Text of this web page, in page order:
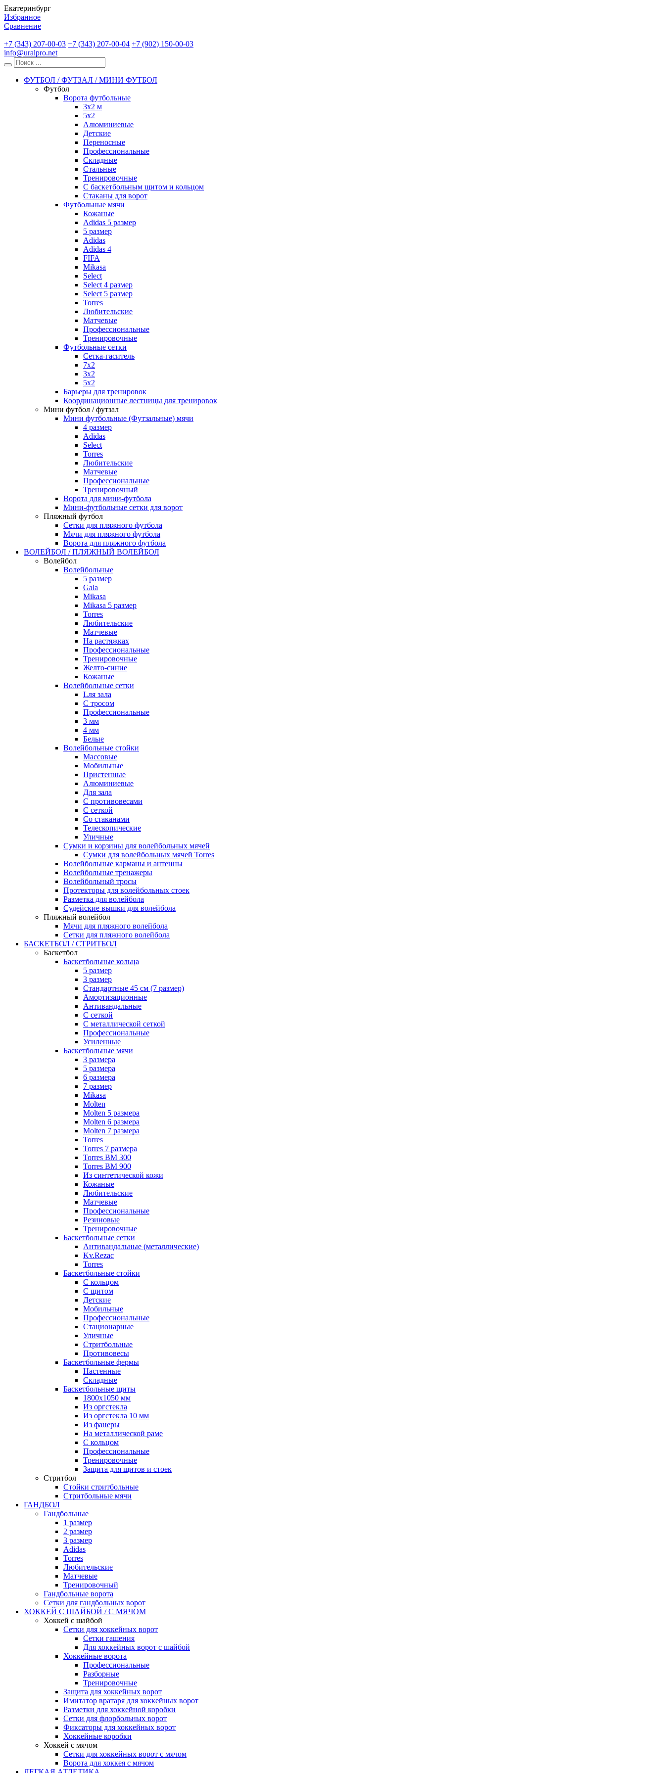
Екатеринбург
Избранное
Сравнение
+7 (343) 207-00-03 +7 (343) 207-00-04 +7 (902) 150-00-03
info@uralpro.net
ФУТБОЛ / ФУТЗАЛ / МИНИ ФУТБОЛ
Футбол
Ворота футбольные
3х2 м
5х2
Алюминиевые
Детские
Переносные
Профессиональные
Складные
Стальные
Тренировочные
С баскетбольным щитом и кольцом
Стаканы для ворот
Футбольные мячи
Кожаные
Adidas 5 размер
5 размер
Adidas
Adidas 4
FIFA
Mikasa
Select
Select 4 размер
Select 5 размер
Torres
Любительские
Матчевые
Профессиональные
Тренировочные
Футбольные сетки
Сетка-гаситель
7x2
3х2
5х2
Барьеры для тренировок
Координационные лестницы для тренировок
Мини футбол / футзал
Мини футбольные (Футзальные) мячи
4 размер
Adidas
Select
Torres
Любительские
Матчевые
Профессиональные
Тренировочный
Ворота для мини-футбола
Мини-футбольные сетки для ворот
Пляжный футбол
Сетки для пляжного футбола
Мячи для пляжного футбола
Ворота для пляжного футбола
ВОЛЕЙБОЛ / ПЛЯЖНЫЙ ВОЛЕЙБОЛ
Волейбол
Волейбольные
5 размер
Gala
Mikasa
Mikasa 5 размер
Torres
Любительские
Матчевые
На растяжках
Профессиональные
Тренировочные
Желто-синие
Кожаные
Волейбольные сетки
Lля зала
C тросом
Профессиональные
3 мм
4 мм
Белые
Волейбольные стойки
Массовые
Мобильные
Пристенные
Алюминиевые
Для зала
С противовесами
С сеткой
Со стаканами
Телескопические
Уличные
Сумки и корзины для волейбольных мячей
Сумки для волейбольных мячей Torres
Волейбольные карманы и антенны
Волейбольные тренажеры
Волейбольный тросы
Протекторы для волейбольных стоек
Разметка для волейбола
Судейские вышки для волейбола
Пляжный волейбол
Мячи для пляжного волейбола
Сетки для пляжного волейбола
БАСКЕТБОЛ / СТРИТБОЛ
Баскетбол
Баскетбольные кольца
5 размер
3 размер
Стандартные 45 см (7 размер)
Амортизационные
Антивандальные
С сеткой
С металлической сеткой
Профессиональные
Усиленные
Баскетбольные мячи
3 размера
5 размера
6 размера
7 размер
Mikasa
Molten
Molten 5 размера
Molten 6 размера
Molten 7 размера
Torres
Torres 7 размера
Torres BM 300
Torres BM 900
Из синтетической кожи
Кожаные
Любительские
Матчевые
Профессиональные
Резиновые
Тренировочные
Баскетбольные сетки
Антивандальные (металлические)
Kv.Rezac
Torres
Баскетбольные стойки
С кольцом
С щитом
Детские
Мобильные
Профессиональные
Стационарные
Уличные
Стритбольные
Противовесы
Баскетбольные фермы
Настенные
Складные
Баскетбольные щиты
1800х1050 мм
Из оргстекла
Из оргстекла 10 мм
Из фанеры
На металлической раме
С кольцом
Профессиональные
Тренировочные
Защита для щитов и стоек
Стритбол
Стойки стритбольные
Стритбольные мячи
ГАНДБОЛ
Гандбольные
1 размер
2 размер
3 размер
Adidas
Torres
Любительские
Матчевые
Тренировочный
Гандбольные ворота
Сетки для гандбольных ворот
ХОККЕЙ С ШАЙБОЙ / С МЯЧОМ
Хоккей с шайбой
Сетки для хоккейных ворот
Сетки гашения
Для хоккейных ворот с шайбой
Хоккейные ворота
Профессиональные
Разборные
Тренировочные
Защита для хоккейных ворот
Имитатор вратаря для хоккейных ворот
Разметки для хоккейной коробки
Сетки для флорбольных ворот
Фиксаторы для хоккейных ворот
Хоккейные коробки
Хоккей с мячом
Сетки для хоккейных ворот с мячом
Ворота для хоккея с мячом